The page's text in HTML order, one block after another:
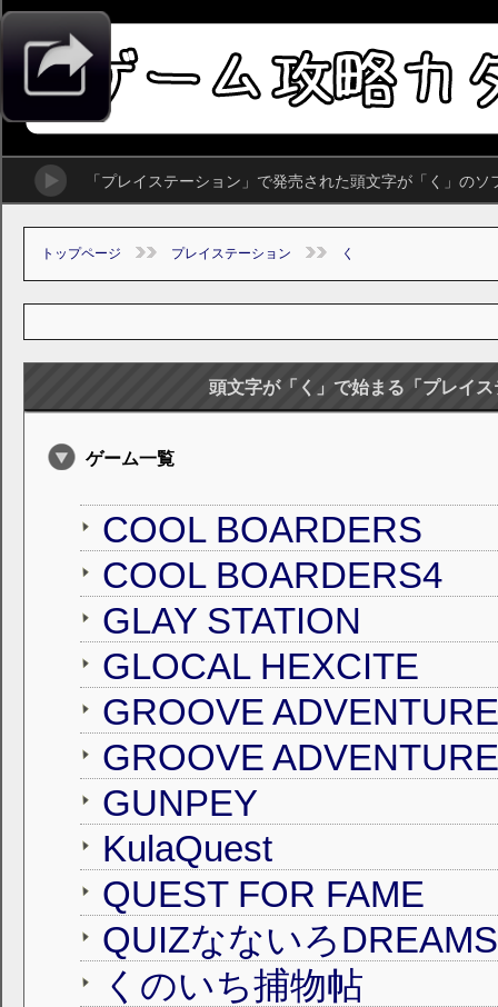
「プレイステーション」で発売された頭文字が「く」のソ
トップページ プレイステーション く
頭文字が「く」で始まる「プレイ
ゲーム一覧
COOL BOARDERS
COOL BOARDERS4
GLAY STATION
GLOCAL HEXCITE
GUNPEY
KulaQuest
QUEST FOR FAME
QUIZなないろ
くのいち捕物帖